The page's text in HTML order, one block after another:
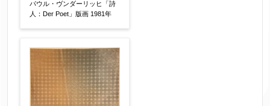
パウル・ヴンダーリッヒ「詩
人：Der Poet」版画 1981年